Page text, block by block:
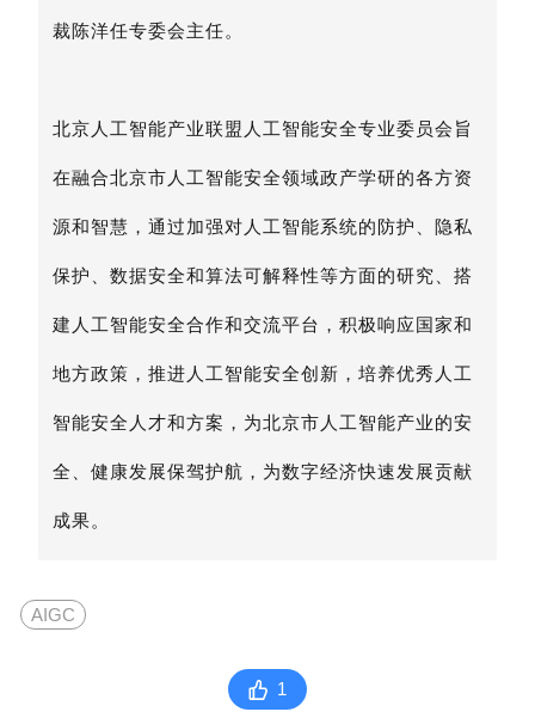
裁陈洋任专委会主任。
北京人工智能产业联盟人工智能安全专业委员会旨
在融合北京市人工智能安全领域政产学研的各方资
源和智慧，通过加强对人工智能系统的防护、隐私
保护、数据安全和算法可解释性等方面的研究、搭
建人工智能安全合作和交流平台，积极响应国家和
地方政策，推进人工智能安全创新，培养优秀人工
智能安全人才和方案，为北京市人工智能产业的安
全、健康发展保驾护航，为数字经济快速发展贡献
成果。
AIGC
1